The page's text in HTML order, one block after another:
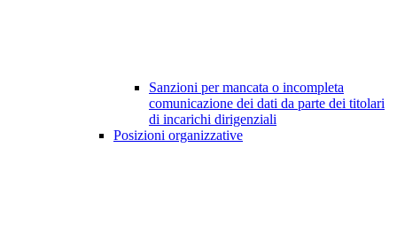
Sanzioni per mancata o incompleta
comunicazione dei dati da parte dei titolari
di incarichi dirigenziali
Posizioni organizzative